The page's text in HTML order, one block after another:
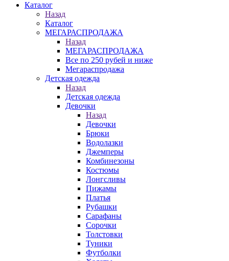
Каталог
Назад
Каталог
МЕГАРАСПРОДАЖА
Назад
МЕГАРАСПРОДАЖА
Все по 250 рубей и ниже
Мегараспродажа
Детская одежда
Назад
Детская одежда
Девочки
Назад
Девочки
Брюки
Водолазки
Джемперы
Комбинезоны
Костюмы
Лонгсливы
Пижамы
Платья
Рубашки
Сарафаны
Сорочки
Толстовки
Туники
Футболки